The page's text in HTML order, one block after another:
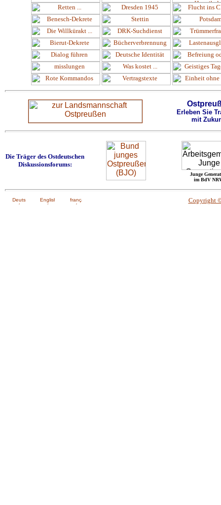
Erleben Sie
mit
Die Träger des Ostdeutschen
Diskussionsforums:
Junge
im BdV
Copyright